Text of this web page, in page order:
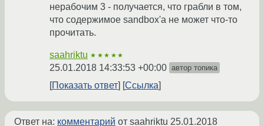
нерабочим 3 - получается, что грабли в том,
что содержимое sandbox'а не может что-то
прочитать.
saahriktu ★★★★★
25.01.2018 14:33:53 +00:00 автор топика
Показать ответ Ссылка
Ответ на: комментарий от saahriktu 25.01.2018